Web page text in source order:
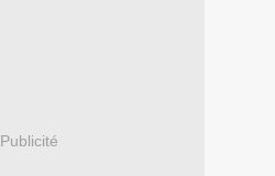
Publicité